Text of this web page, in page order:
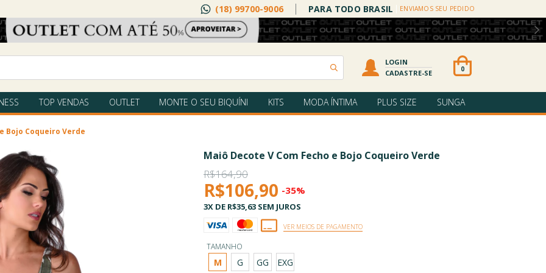
(18) 99700-9006 PARA TODO BRASIL ENVIAMOS SEU PEDIDO
LOGIN
CADASTRE-SE
0
TOP VENDAS OUTLET MONTE O SEU BIQUÍNI KITS MODA ÍNTIMA PLUS SIZE SUNGA
Bojo Coqueiro Verde
Maiô Decote V Com Fecho e Bojo Coqueiro Verde
TAMANHO
M G GG EXG
R$164,90
R$106,90 -35%
3X DE R$35,63 SEM JUROS
VER MEIOS DE PAGAMENTO